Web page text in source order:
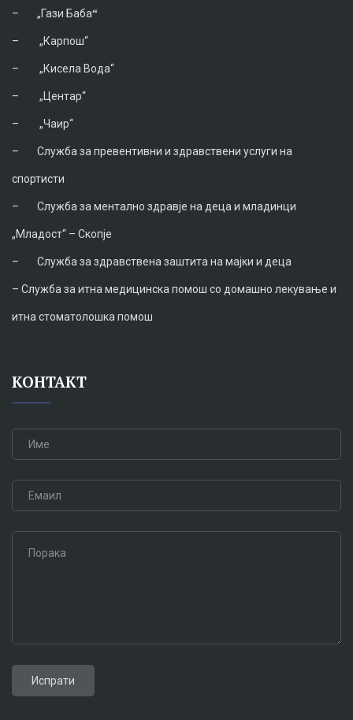
– „Гази Баба“
– „Карпош“
– „Кисела Вода“
– „Центар“
– „Чаир“
– Служба за превентивни и здравствени услуги на
спортисти
– Служба за ментално здравје на деца и младинци
„Младост“ – Скопје
– Служба за здравствена заштита на мајки и деца
– Служба за итна медицинска помош со домашно лекување и
итна стоматолошка помош
КОНТАКТ